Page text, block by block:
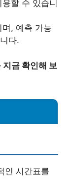
할 수 있습니
, 예측 가능
다.
지금 확인해 보
인 시간표를